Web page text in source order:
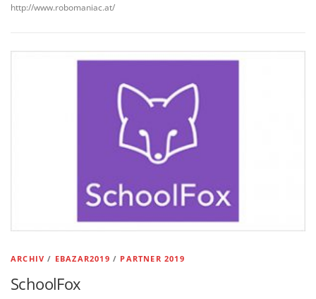
http://www.robomaniac.at/
ARCHIV / EBAZAR2019 / PARTNER 2019
SchoolFox